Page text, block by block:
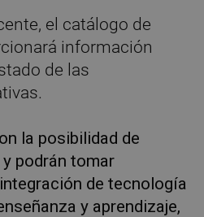
el catálogo de
información
de las
la posibilidad de
podrán tomar
de tecnología
y aprendizaje,